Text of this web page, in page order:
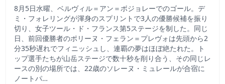
8月5日水曜、ベルヴィル＝アン＝ボジョレーでのゴール。デ
ミ・フォレリングが渾身のスプリントで3人の優勝候補を振り
切り、女子ツール・ド・フランス第5ステージを制した。同じ
日、前回優勝者のポリーヌ・フェラン＝プレヴォは先頭から2
分35秒遅れでフィニッシュし、連覇の夢はほぼ絶たれた。ト
ップ選手たちが山岳ステージで数十秒を削り合う、その同じレ
ースの別の場所では、22歳のソレーヌ・ミュレールが合宿に
ノートパ…